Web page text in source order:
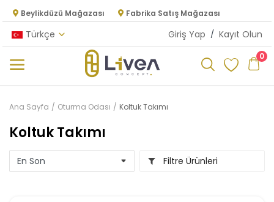
Beylikdüzü Mağazası Fabrika Satış Mağazası
Türkçe Giriş Yap / Kayıt Olun
0
Kategoriler
Ana Menü
Oturma Odası
Ana Sayfa Oturma Odası Koltuk Takımı
Koltuk Takımı
Filtre Ürünleri